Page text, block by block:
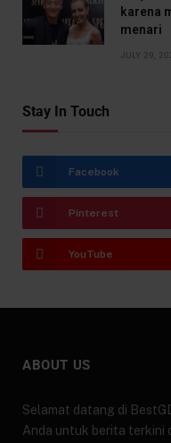
karena
menari
JULY 29,
Stay In Touch
Facebook
Pinterest
YouTube
ABOUT US
Selamat datang di
Anda untuk berita terkini